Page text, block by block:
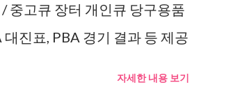
중고큐 장터 개인큐 당구용품
진표, PBA 경기 결과 등 제공
자세한 내용 보기